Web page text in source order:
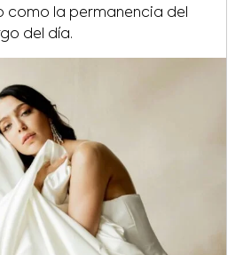
la permanencia del
del día.